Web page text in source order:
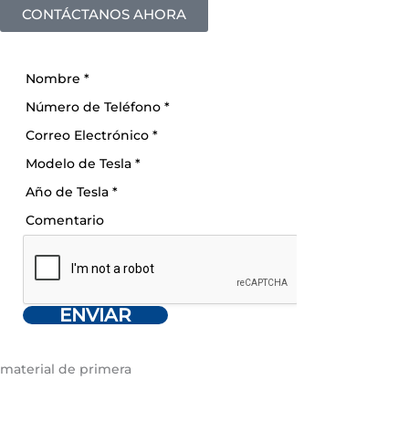
CONTÁCTANOS AHORA
Nombre *
Número de Teléfono *
Correo Electrónico *
Modelo de Tesla *
Año de Tesla *
Comentario
ENVIAR
material de primera